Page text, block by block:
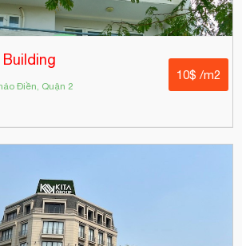
Điền, Quận 2
10$ /m2